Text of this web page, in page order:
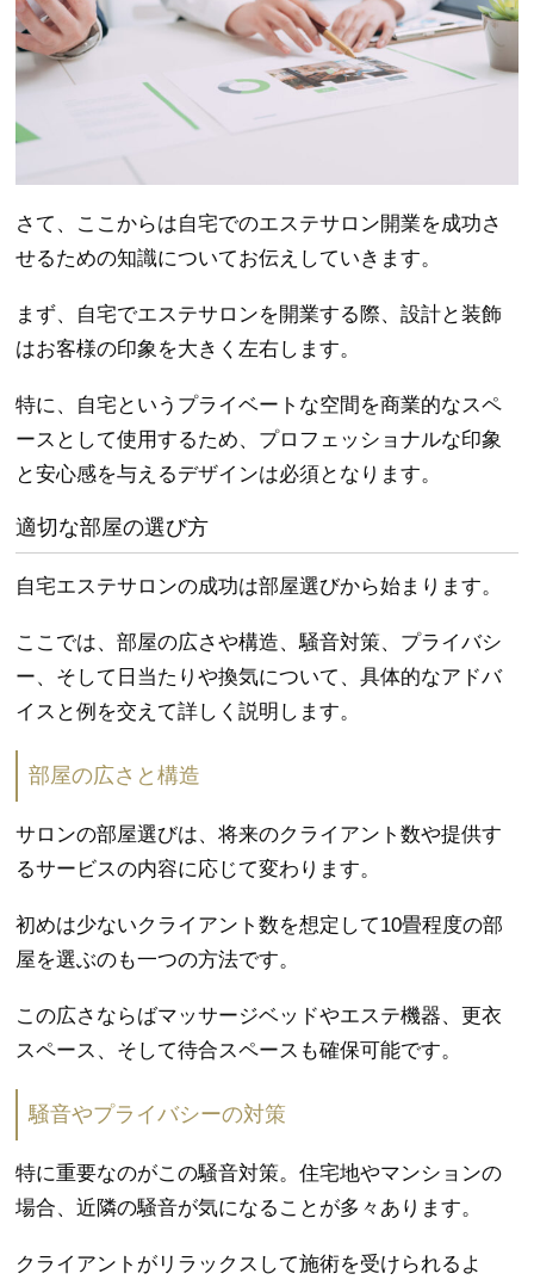
さて、ここからは自宅でのエステサロン開業を成功さ
せるための知識についてお伝えしていきます。
まず、自宅でエステサロンを開業する際、設計と装飾
はお客様の印象を大きく左右します。
特に、自宅というプライベートな空間を商業的なスペ
ースとして使用するため、プロフェッショナルな印象
と安心感を与えるデザインは必須となります。
適切な部屋の選び方
自宅エステサロンの成功は部屋選びから始まります。
ここでは、部屋の広さや構造、騒音対策、プライバシ
ー、そして日当たりや換気について、具体的なアドバ
イスと例を交えて詳しく説明します。
部屋の広さと構造
サロンの部屋選びは、将来のクライアント数や提供す
るサービスの内容に応じて変わります。
初めは少ないクライアント数を想定して10畳程度の部
屋を選ぶのも一つの方法です。
この広さならばマッサージベッドやエステ機器、更衣
スペース、そして待合スペースも確保可能です。
騒音やプライバシーの対策
特に重要なのがこの騒音対策。住宅地やマンションの
場合、近隣の騒音が気になることが多々あります。
クライアントがリラックスして施術を受けられるよ